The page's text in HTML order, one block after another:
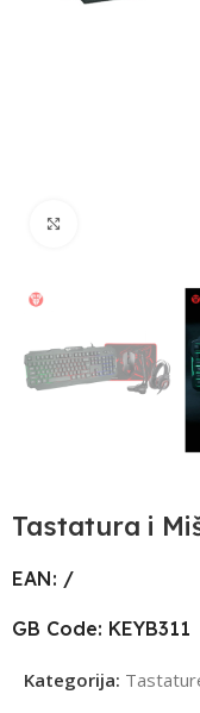
Tastatura i
EAN: /
GB Code: KEYB311
Kategorija: